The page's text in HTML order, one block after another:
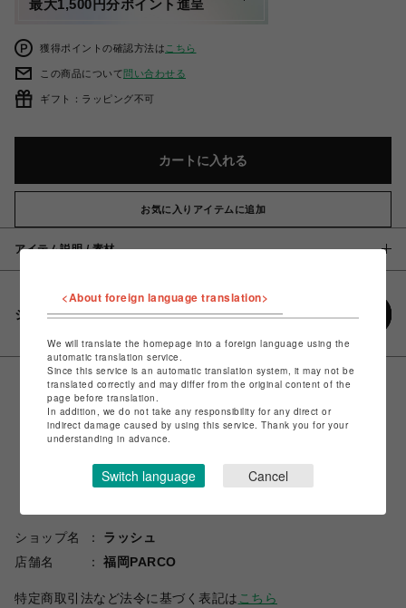
最大1,500円分ポイント進呈
獲得ポイントの確認方法は こちら
この商品について問い合わせる
ギフト：ラッピング不可
カートに入れる
お気に入りアイテムに追加
アイテム説明 / 素材
シェアする
ショップ名
ラッシュ
店舗名
福岡PARCO
特定商取引法など法令に基づく表記は こちら
<About foreign language translation>
We will translate the homepage into a foreign language using the
automatic translation service.
Since this service is an automatic translation system, it may not be
translated correctly and may differ from the original content of the
page before translation.
In addition, we do not take any responsibility for any direct or
indirect damage caused by using this service. Thank you for your
understanding in advance.
Switch language Cancel